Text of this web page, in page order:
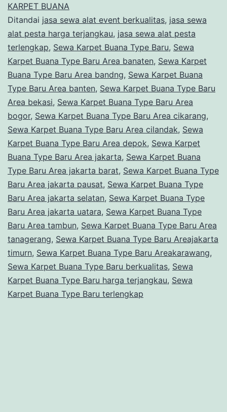
Area
Cilandak
Depok
KARPET BUANA
Ditandai jasa sewa alat event berkualitas, jasa sewa
alat pesta harga terjangkau, jasa sewa alat pesta
terlengkap, Sewa Karpet Buana Type Baru, Sewa
Karpet Buana Type Baru Area banaten, Sewa Karpet
Buana Type Baru Area bandng, Sewa Karpet Buana
Type Baru Area banten, Sewa Karpet Buana Type Baru
Area bekasi, Sewa Karpet Buana Type Baru Area
bogor, Sewa Karpet Buana Type Baru Area cikarang,
Sewa Karpet Buana Type Baru Area cilandak, Sewa
Karpet Buana Type Baru Area depok, Sewa Karpet
Buana Type Baru Area jakarta, Sewa Karpet Buana
Type Baru Area jakarta barat, Sewa Karpet Buana Type
Baru Area jakarta pausat, Sewa Karpet Buana Type
Baru Area jakarta selatan, Sewa Karpet Buana Type
Baru Area jakarta uatara, Sewa Karpet Buana Type
Baru Area tambun, Sewa Karpet Buana Type Baru Area
tanagerang, Sewa Karpet Buana Type Baru Areajakarta
timurn, Sewa Karpet Buana Type Baru Areakarawang,
Sewa Karpet Buana Type Baru berkualitas, Sewa
Karpet Buana Type Baru harga terjangkau, Sewa
Karpet Buana Type Baru terlengkap